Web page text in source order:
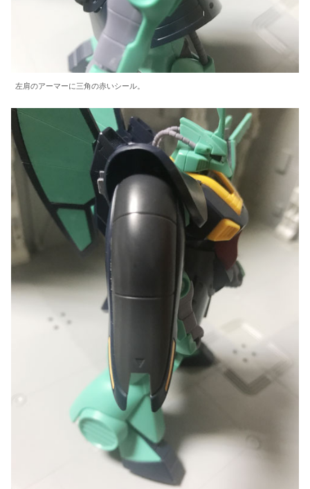
左肩のアーマーに三角の赤いシール。